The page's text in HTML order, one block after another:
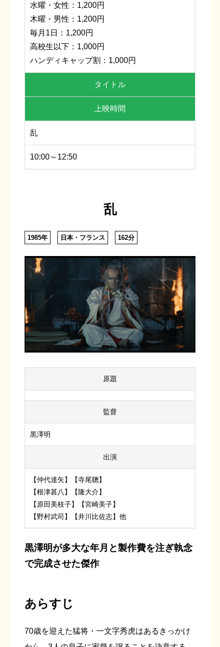
水曜・女性：1,200円
木曜・男性：1,200円
毎月1日：1,200円
高校生以下：1,000円
ハンディキャップ割：1,000円
タイトル
上映時間
乱
10:00～12:50
乱
1985年 日本・フランス 162分
原題
監督
黒澤明
出演
【仲代達矢】【寺尾聰】
【根津甚八】【隆大介】
【原田美枝子】【宮崎美子】
【野村武司】【井川比佐志】他
黒澤明が多大な年月と製作費を注ぎ執念
で完成させた傑作
あらすじ
70歳を迎えた猛将・一文字秀虎はあるきっかけ